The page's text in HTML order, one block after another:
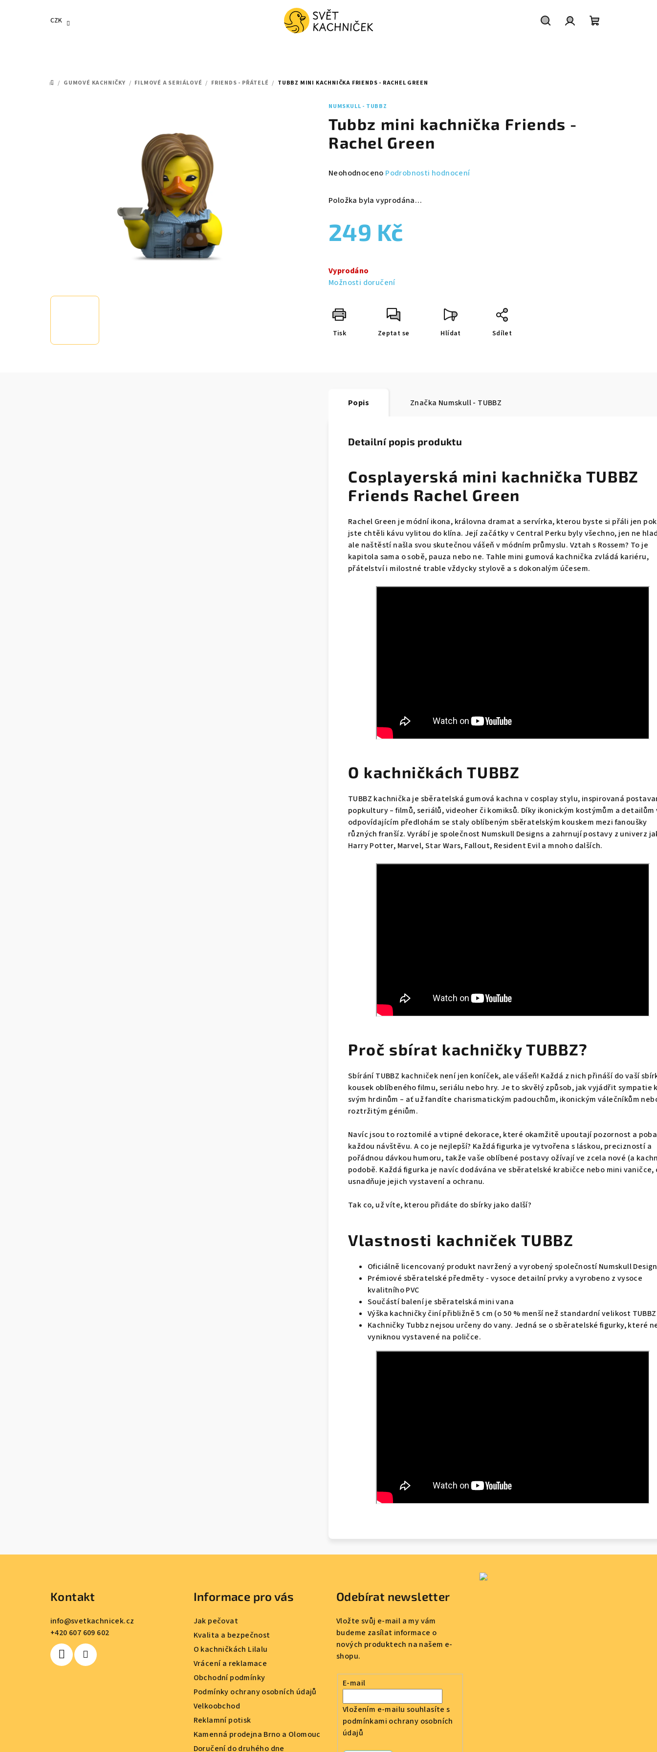
CZK
DOMŮ
/ GUMOVÉ KACHNIČKY / FILMOVÉ A SERIÁLOVÉ / FRIENDS - PŘÁTELÉ / TUBBZ MINI KACHNIČKA FRIENDS - RACHEL GREEN
NUMSKULL - TUBBZ
Tubbz mini kachnička Friends -
Rachel Green
Průměrné
produktu
z
5
Neohodnoceno Podrobnosti hodnocení
Položka byla vyprodána…
249 Kč
cena:
Vyprodáno
Možnosti doručení
Tisk Zeptat se Hlídat Sdílet
Popis Značka Numskull - TUBBZ
Detailní popis produktu
Cosplayerská mini kachnička TUBBZ
Friends Rachel Green
Rachel Green je módní ikona, královna dramat a servírka, kterou byste si přáli jen
jste chtěli kávu vylitou do klína. Její začátky v Central Perku byly všechno, jen ne
ale naštěstí našla svou skutečnou vášeň v módním průmyslu. Vztah s Rossem? To je
kapitola sama o sobě, pauza nebo ne. Tahle mini gumová kachnička zvládá kariéru,
přátelství i milostné trable vždycky stylově a s dokonalým účesem.
O kachničkách TUBBZ
TUBBZ kachnička je sběratelská gumová kachna v cosplay stylu, inspirovaná
popkultury – filmů, seriálů, videoher či komiksů. Díky ikonickým kostýmům a detailům
odpovídajícím předlohám se staly oblíbeným sběratelským kouskem mezi fanoušky
různých franšíz. Vyrábí je společnost Numskull Designs a zahrnují postavy z univerz
Harry Potter, Marvel, Star Wars, Fallout, Resident Evil a mnoho dalších.
Proč sbírat kachničky TUBBZ?
Sbírání TUBBZ kachniček není jen koníček, ale vášeň! Každá z nich přináší do vaší
kousek oblíbeného filmu, seriálu nebo hry. Je to skvělý způsob, jak vyjádřit sympatie
svým hrdinům – ať už fandíte charismatickým padouchům, ikonickým válečníkům
roztržitým géniům.
Navíc jsou to roztomilé a vtipné dekorace, které okamžitě upoutají pozornost a
každou návštěvu. A co je nejlepší? Každá figurka je vytvořena s láskou, precizností a
pořádnou dávkou humoru, takže vaše oblíbené postavy ožívají ve zcela nové (a
podobě. Každá figurka je navíc dodávána ve sběratelské krabičce nebo mini vaničce,
usnadňuje jejich vystavení a ochranu.
Tak co, už víte, kterou přidáte do sbírky jako další?
Vlastnosti kachniček TUBBZ
Oficiálně licencovaný produkt navržený a vyrobený společností Numskull
Prémiové sběratelské předměty - vysoce detailní prvky a vyrobeno z vysoce
kvalitního PVC
Součástí balení je sběratelská mini vana
Výška kachničky činí přibližně 5 cm (o 50 % menší než standardní velikost
Kachničky Tubbz nejsou určeny do vany. Jedná se o sběratelské figurky, které
vyniknou vystavené na poličce.
Kontakt
info@svetkachnicek.cz
+420 607 609 602
Informace pro vás
Jak pečovat
Kvalita a bezpečnost
O kachničkách Lilalu
Vrácení a reklamace
Obchodní podmínky
Podmínky ochrany osobních údajů
Velkoobchod
Reklamní potisk
Kamenná prodejna Brno a Olomouc
Doručení do druhého dne
Odebírat newsletter
Vložte svůj e-mail a my vám
budeme zasílat informace o
nových produktech na našem e-
shopu.
E-mail
Vložením e-mailu souhlasíte s
podmínkami ochrany osobních
údajů